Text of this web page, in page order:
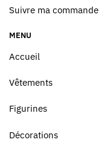
Suivre ma commande
MENU
Accueil
Vêtements
Figurines
Décorations